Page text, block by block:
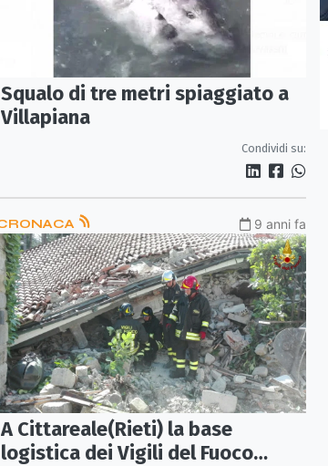
Squalo di tre metri spiaggiato a
Villapiana
Condividi su:
9 anni fa
A Cittareale(Rieti) la base
logistica dei Vigili del Fuoco